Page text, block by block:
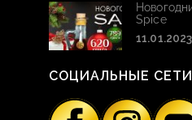
Spice
11.01.2023
СОЦИАЛЬНЫЕ СЕТИ